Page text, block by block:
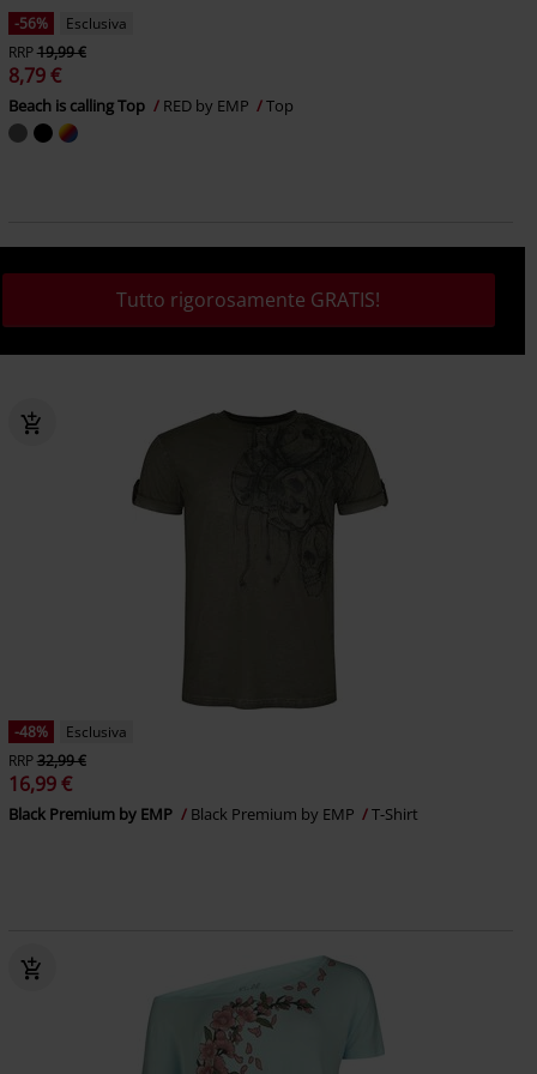
-56%
Esclusiva
RRP19,99 €
8,79 €
Beach is calling Top RED by EMP Top
Tutto rigorosamente GRATIS!
-48%
Esclusiva
RRP32,99 €
16,99 €
Black Premium by EMP Black Premium by EMP T-Shirt